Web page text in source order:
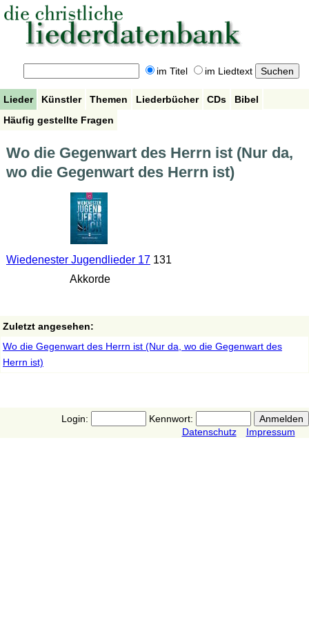
im Titel im Liedtext
Lieder Künstler Themen Liederbücher CDs
Bibel
Häufig gestellte Fragen
Wo die Gegenwart des Herrn ist (Nur da,
wo die Gegenwart des Herrn ist)
Wiedenester Jugendlieder 17131
Akkorde
Zuletzt angesehen:
Wo die Gegenwart des Herrn ist (Nur da, wo die Gegenwart des
Herrn ist)
Login:
Kennwort:
Datenschutz
Impressum